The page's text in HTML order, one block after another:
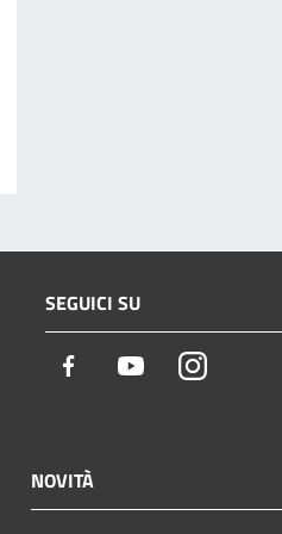
SEGUICI SU
Facebook YoutubeInstagram
NOVITÀ